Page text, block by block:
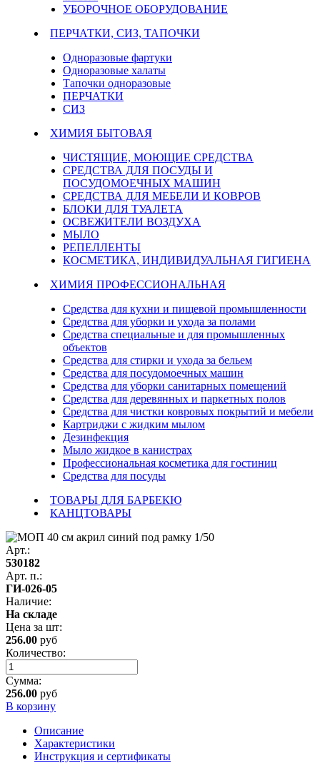
УБОРОЧНОЕ ОБОРУДОВАНИЕ
ПЕРЧАТКИ, СИЗ, ТАПОЧКИ
Одноразовые фартуки
Одноразовые халаты
Тапочки одноразовые
ПЕРЧАТКИ
СИЗ
ХИМИЯ БЫТОВАЯ
ЧИСТЯЩИЕ, МОЮЩИЕ СРЕДСТВА
СРЕДСТВА ДЛЯ ПОСУДЫ И
ПОСУДОМОЕЧНЫХ МАШИН
СРЕДСТВА ДЛЯ МЕБЕЛИ И КОВРОВ
БЛОКИ ДЛЯ ТУАЛЕТА
ОСВЕЖИТЕЛИ ВОЗДУХА
МЫЛО
РЕПЕЛЛЕНТЫ
КОСМЕТИКА, ИНДИВИДУАЛЬНАЯ ГИГИЕНА
ХИМИЯ ПРОФЕССИОНАЛЬНАЯ
Средства для кухни и пищевой промышленности
Средства для уборки и ухода за полами
Средства специальные и для промышленных
объектов
Средства для стирки и ухода за бельем
Средства для посудомоечных машин
Средства для уборки санитарных помещений
Средства для деревянных и паркетных полов
Средства для чистки ковровых покрытий и мебели
Картриджи с жидким мылом
Дезинфекция
Мыло жидкое в канистрах
Профессиональная косметика для гостиниц
Средства для посуды
ТОВАРЫ ДЛЯ БАРБЕКЮ
КАНЦТОВАРЫ
Арт.:
530182
Арт. п.:
ГИ-026-05
Наличие:
На складе
Цена за шт:
256.00 руб
Количество:
Сумма:
256.00 руб
В корзину
Описание
Характеристики
Инструкция и сертификаты